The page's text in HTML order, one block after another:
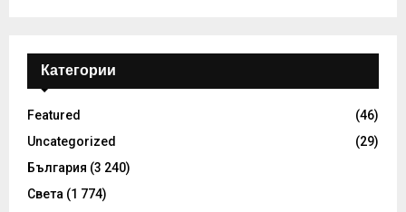
Категории
Featured
(46)
Uncategorized
(29)
България (3 240)
Света (1 774)